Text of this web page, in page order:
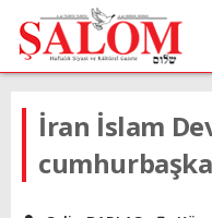
İran İslam